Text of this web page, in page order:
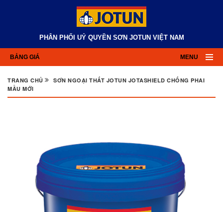
PHÂN PHỐI UỶ QUYỀN SƠN JOTUN VIỆT NAM
MENU
BẢNG GIÁ
TRANG CHỦ
SƠN NGOẠI THẤT JOTUN JOTASHIELD CHỐNG PHAI
MẦU MỚI